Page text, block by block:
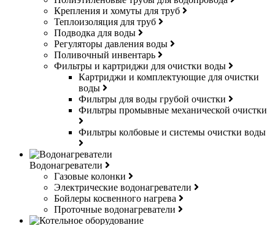
Крепления и хомуты для труб
Теплоизоляция для труб
Подводка для воды
Регуляторы давления воды
Поливочный инвентарь
Фильтры и картриджи для очистки воды
Картриджи и комплектующие для очистки
воды
Фильтры для воды грубой очистки
Фильтры промывные механической очистки
Фильтры колбовые и системы очистки воды
Водонагреватели
Газовые колонки
Электрические водонагреватели
Бойлеры косвенного нагрева
Проточные водонагреватели